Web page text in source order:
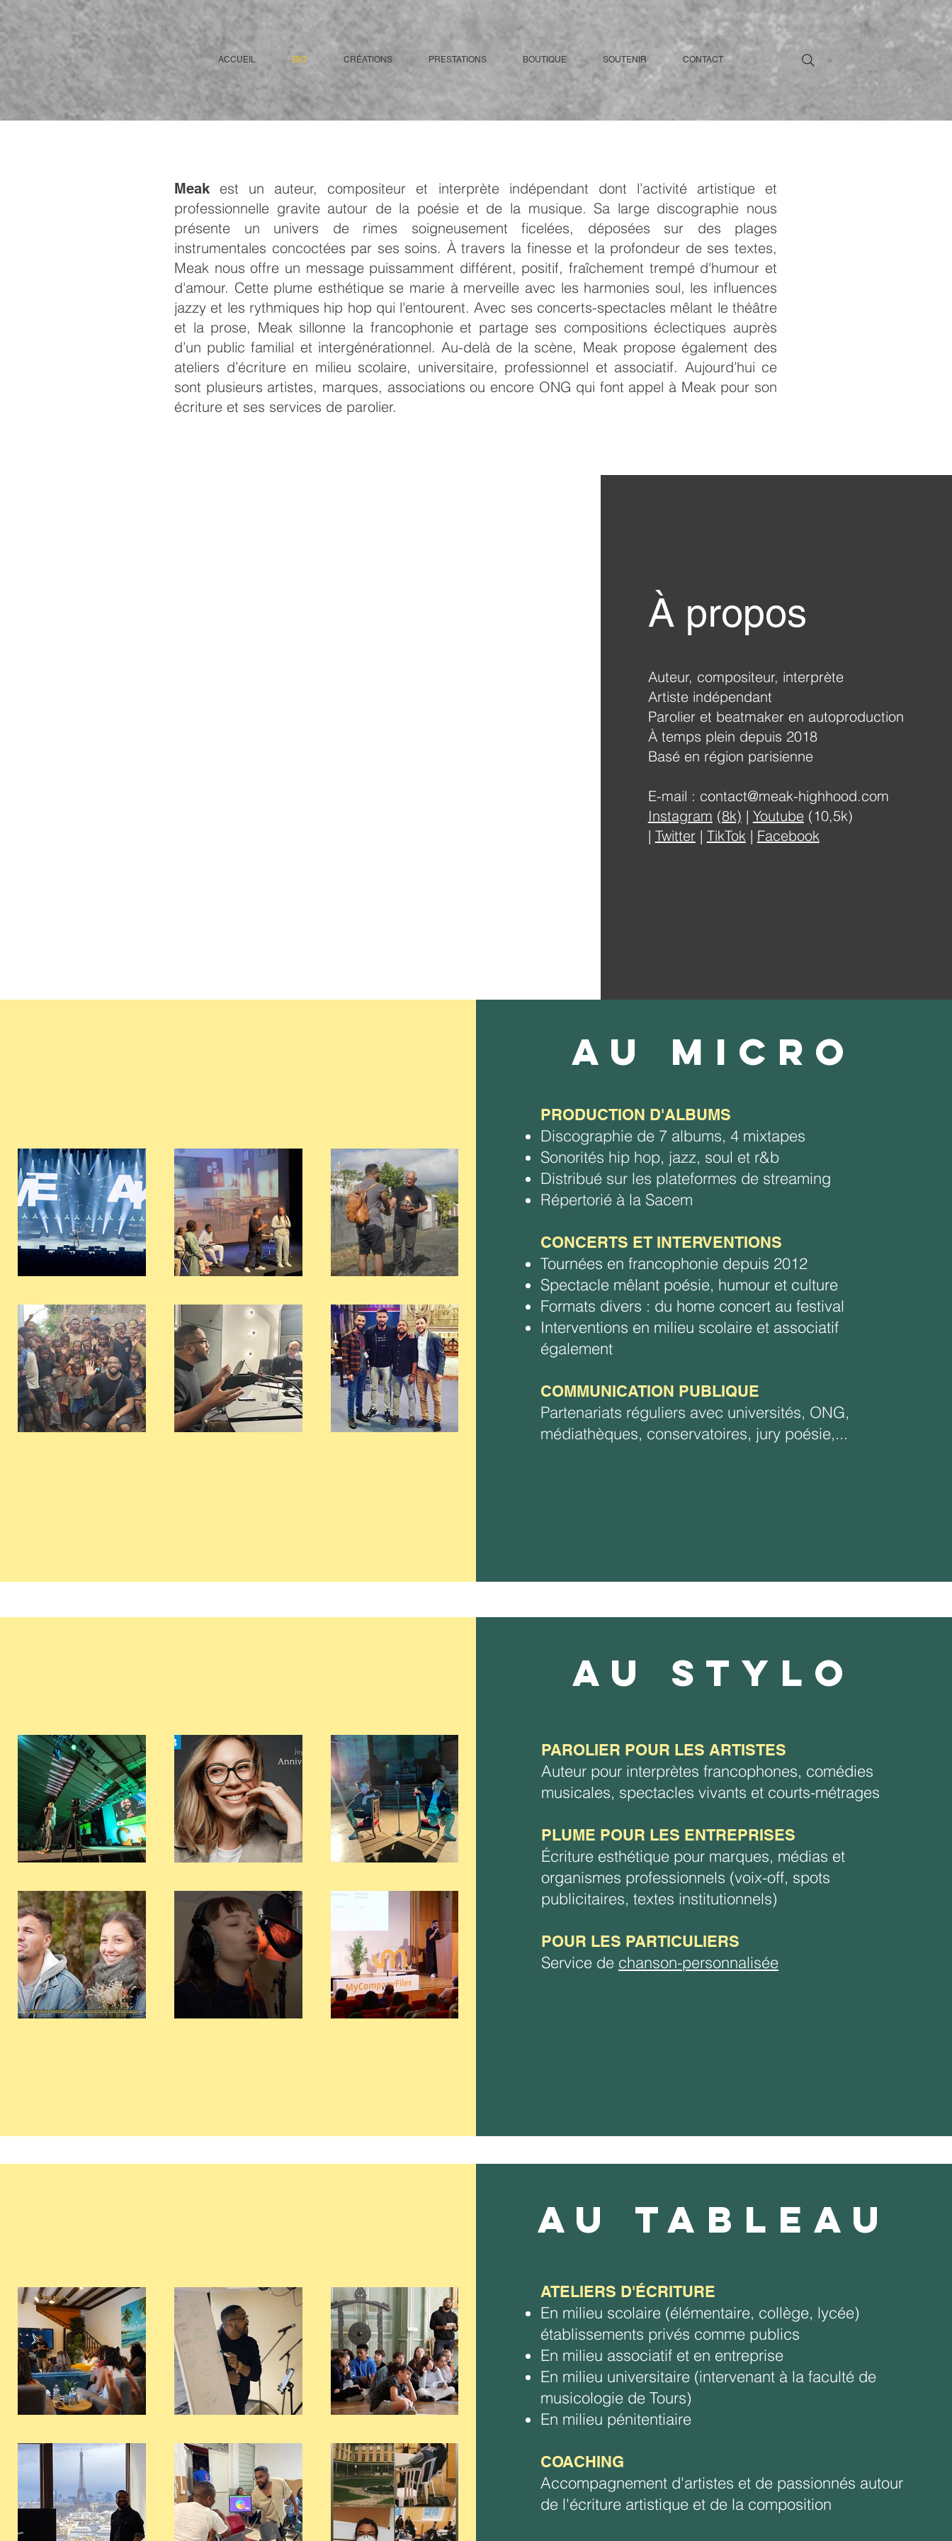
ACCUEIL BIO CRÉATIONS PRESTATIONS BOUTIQUE SOUTENIR CONTACT
Meak est un auteur, compositeur et interprète indépendant dont l’activité artistique et
professionnelle gravite autour de la poésie et de la musique. Sa large discographie nous
présente un univers de rimes soigneusement ficelées, déposées sur des plages
instrumentales concoctées par ses soins. À travers la finesse et la profondeur de ses textes,
Meak nous offre un message puissamment différent, positif, fraîchement trempé d'humour et
d'amour. Cette plume esthétique se marie à merveille avec les harmonies soul, les influences
jazzy et les rythmiques hip hop qui l'entourent. Avec ses concerts-spectacles mêlant le théâtre
et la prose, Meak sillonne la francophonie et partage ses compositions éclectiques auprès
d’un public familial et intergénérationnel. Au-delà de la scène, Meak propose également des
ateliers d’écriture en milieu scolaire, universitaire, professionnel et associatif. Aujourd’hui ce
sont plusieurs artistes, marques, associations ou encore ONG qui font appel à Meak pour son
écriture et ses services de parolier.
À propos
Auteur, compositeur, interprète
Artiste indépendant​
Parolier et beatmaker en autoproduction
À temps plein depuis 2018
Basé en région parisienne
E-mail : contact@meak-highhood.com
Instagram (8k) | Youtube (10,5k)
| Twitter | TikTok​ | Facebook
AU MICRO
PRODUCTION D'ALBUMS
Discographie de 7 albums, 4 mixtapes
Sonorités hip hop, jazz, soul et r&b
Distribué sur les plateformes de streaming
Répertorié à la Sacem
CONCERTS ET INTERVENTIONS
Tournées en francophonie depuis 2012
Spectacle mêlant poésie, humour et culture
Formats divers : du home concert au festival
Interventions en milieu scolaire et associatif
également
COMMUNICATION PUBLIQUE
Partenariats réguliers avec universités, ONG,
médiathèques, conservatoires, jury poésie,...
AU STYLO
PAROLIER POUR LES ARTISTES
Auteur pour interprètes francophones, comédies
musicales, spectacles vivants et courts-métrages
PLUME POUR LES ENTREPRISES
Écriture esthétique pour marques, médias et
organismes professionnels (voix-off, spots
publicitaires, textes institutionnels)
POUR LES PARTICULIERS
Service de chanson-personnalisée
AU TABLEAU
ATELIERS D'ÉCRITURE
En milieu scolaire (élémentaire, collège, lycée)
établissements privés comme publics
En milieu associatif et en entreprise
En milieu universitaire (intervenant à la faculté de
musicologie de Tours)
En milieu pénitentiaire
COACHING
Accompagnement d'artistes et de passionnés autour
de l'écriture artistique et de la composition